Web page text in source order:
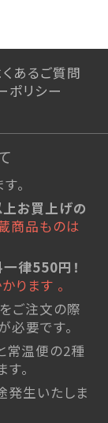
くあるご質問
ポリシー
。
お買上げの
商品ものは
律550円！
ります 。
ご注文の際
要です。
常温便の2種
。
生いたしま
)